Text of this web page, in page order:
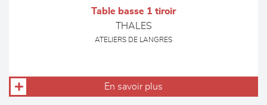
Table basse 1 tiroir
THALES
ATELIERS DE LANGRES
En savoir plus